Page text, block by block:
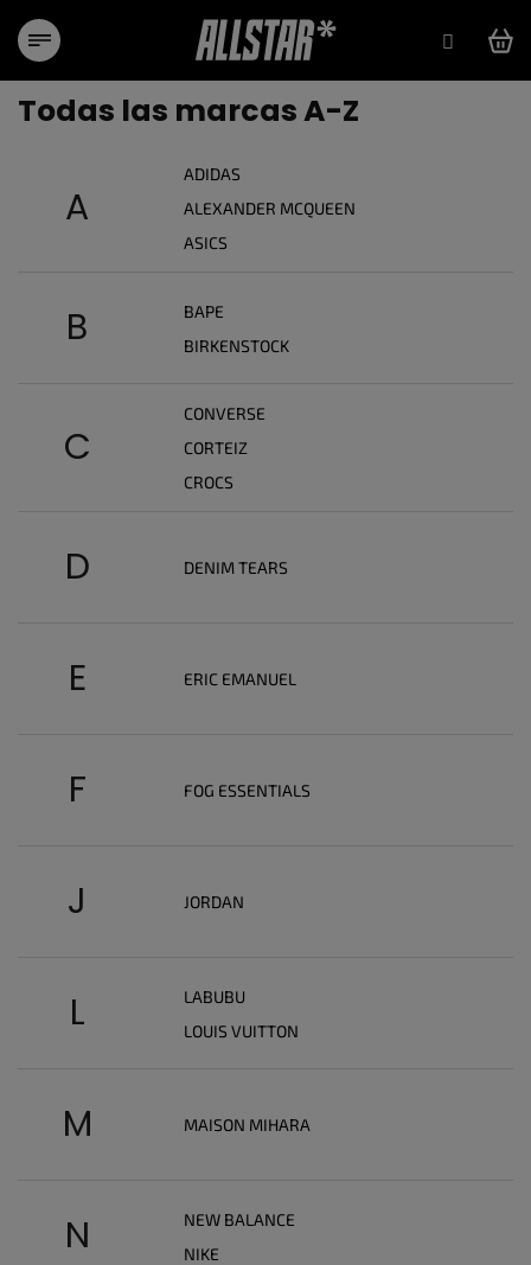
contenido
Todas las marcas A-Z
A
ADIDAS
ALEXANDER MCQUEEN
ASICS
B
BAPE
BIRKENSTOCK
C
CONVERSE
CORTEIZ
CROCS
D DENIM TEARS
E ERIC EMANUEL
F FOG ESSENTIALS
J JORDAN
L
LABUBU
LOUIS VUITTON
M MAISON MIHARA
N
NEW BALANCE
NIKE